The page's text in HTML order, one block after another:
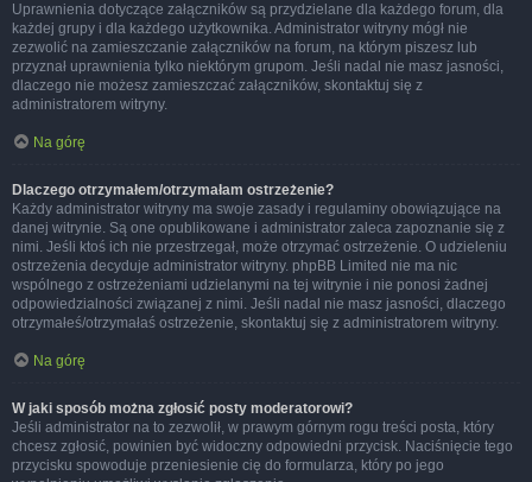
Uprawnienia dotyczące załączników są przydzielane dla każdego forum, dla
każdej grupy i dla każdego użytkownika. Administrator witryny mógł nie
zezwolić na zamieszczanie załączników na forum, na którym piszesz lub
przyznał uprawnienia tylko niektórym grupom. Jeśli nadal nie masz jasności,
dlaczego nie możesz zamieszczać załączników, skontaktuj się z
administratorem witryny.
Na górę
Dlaczego otrzymałem/otrzymałam ostrzeżenie?
Każdy administrator witryny ma swoje zasady i regulaminy obowiązujące na
danej witrynie. Są one opublikowane i administrator zaleca zapoznanie się z
nimi. Jeśli ktoś ich nie przestrzegał, może otrzymać ostrzeżenie. O udzieleniu
ostrzeżenia decyduje administrator witryny. phpBB Limited nie ma nic
wspólnego z ostrzeżeniami udzielanymi na tej witrynie i nie ponosi żadnej
odpowiedzialności związanej z nimi. Jeśli nadal nie masz jasności, dlaczego
otrzymałeś/otrzymałaś ostrzeżenie, skontaktuj się z administratorem witryny.
Na górę
W jaki sposób można zgłosić posty moderatorowi?
Jeśli administrator na to zezwolił, w prawym górnym rogu treści posta, który
chcesz zgłosić, powinien być widoczny odpowiedni przycisk. Naciśnięcie tego
przycisku spowoduje przeniesienie cię do formularza, który po jego